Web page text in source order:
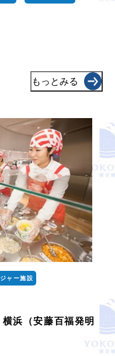
もっとみる
ャー施設
浜（安藤百福発明